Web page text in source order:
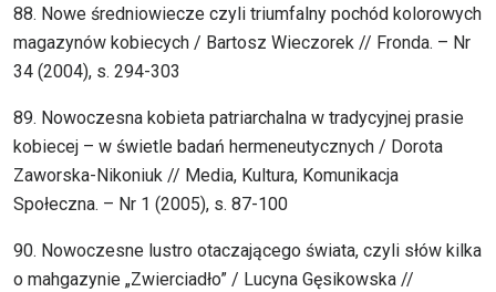
88. Nowe średniowiecze czyli triumfalny pochód kolorowych
magazynów kobiecych / Bartosz Wieczorek // Fronda. – Nr
34 (2004), s. 294-303
89. Nowoczesna kobieta patriarchalna w tradycyjnej prasie
kobiecej – w świetle badań hermeneutycznych / Dorota
Zaworska-Nikoniuk // Media, Kultura, Komunikacja
Społeczna. – Nr 1 (2005), s. 87-100
90. Nowoczesne lustro otaczającego świata, czyli słów kilka
o mahgazynie „Zwierciadło” / Lucyna Gęsikowska //